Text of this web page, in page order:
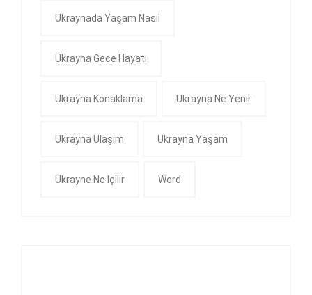
Ukraynada Yaşam Nasıl
Ukrayna Gece Hayatı
Ukrayna Konaklama Ukrayna Ne Yenir
Ukrayna Ulaşım Ukrayna Yaşam
Ukrayne Ne Içilir Word